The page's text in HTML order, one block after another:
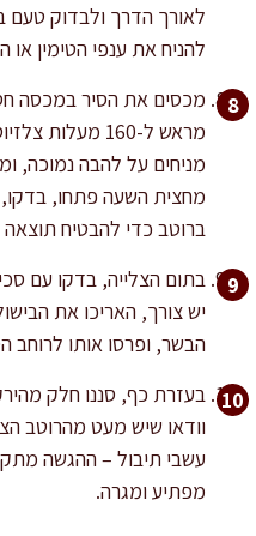
לאורך הדרך ולבדוק
להניח את ענפי הטימין או
מכסים את הסיר במכסה
מראש ל-160
מניחים על להבה נמוכה,
מחצית השעה פתחו,
ברוטב כדי להבטיח תוצאה
בתום הצלייה, בדקו עם
הבשר, ופרסו אותו לרוחב
בעזרת כף, סננו חלק
וודאו שיש מעט מהרוטב
עשבי תיבול – ההגשה
מפתיע ומגרה.